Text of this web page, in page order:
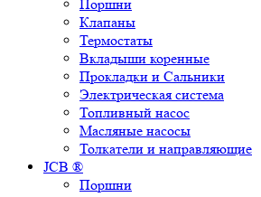
Поршни
Клапаны
Термостаты
Вкладыши коренные
Прокладки и Сальники
Электрическая система
Топливный насос
Масляные насосы
Толкатели и направляющие
JCB ®
Поршни